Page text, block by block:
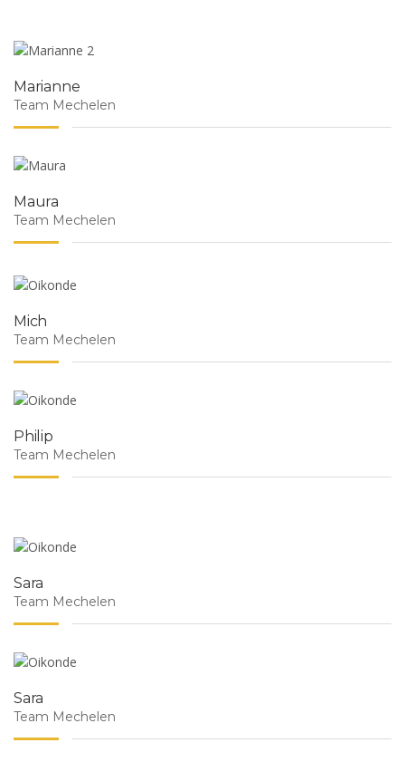
Marianne
Team Mechelen
Maura
Team Mechelen
Mich
Team Mechelen
Philip
Team Mechelen
Sara
Team Mechelen
Sara
Team Mechelen